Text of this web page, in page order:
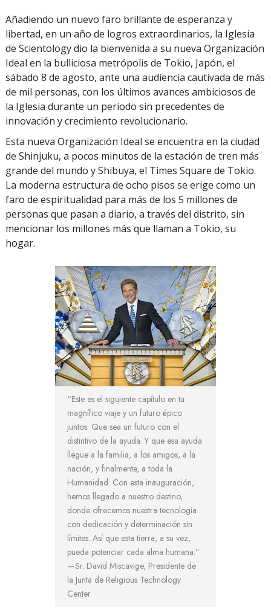
Añadiendo un nuevo faro brillante de esperanza y
libertad, en un año de logros extraordinarios, la Iglesia
de Scientology dio la bienvenida a su nueva Organización
Ideal en la bulliciosa metrópolis de Tokio, Japón, el
sábado 8 de agosto, ante una audiencia cautivada de más
de mil personas, con los últimos avances ambiciosos de
la Iglesia durante un periodo sin precedentes de
innovación y crecimiento revolucionario.
Esta nueva Organización Ideal se encuentra en la ciudad
de Shinjuku, a pocos minutos de la estación de tren más
grande del mundo y Shibuya, el Times Square de Tokio.
La moderna estructura de ocho pisos se erige como un
faro de espiritualidad para más de los 5 millones de
personas que pasan a diario, a través del distrito, sin
mencionar los millones más que llaman a Tokio, su
hogar.
“Este es el siguiente capítulo en tu
magnífico viaje y un futuro épico
juntos. Que sea un futuro con el
distintivo de la ayuda. Y que esa ayuda
llegue a la familia, a los amigos, a la
nación, y finalmente, a toda la
Humanidad. Con esta inauguración,
hemos llegado a nuestro destino,
donde ofrecemos nuestra tecnología
con dedicación y determinación sin
límites. Así que esta tierra, a su vez,
pueda potenciar cada alma humana.”
—Sr. David Miscavige, Presidente de
la Junta de Religious Technology
Center